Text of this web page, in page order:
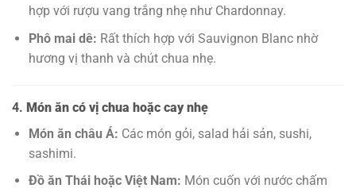
hợp với rượu vang trắng nhẹ như Chardonnay.
Phô mai dê: Rất thích hợp với Sauvignon Blanc nhờ
hương vị thanh và chút chua nhẹ.
4. Món ăn có vị chua hoặc cay nhẹ
Món ăn châu Á: Các món gỏi, salad hải sản, sushi,
sashimi.
Đồ ăn Thái hoặc Việt Nam: Món cuốn với nước chấm